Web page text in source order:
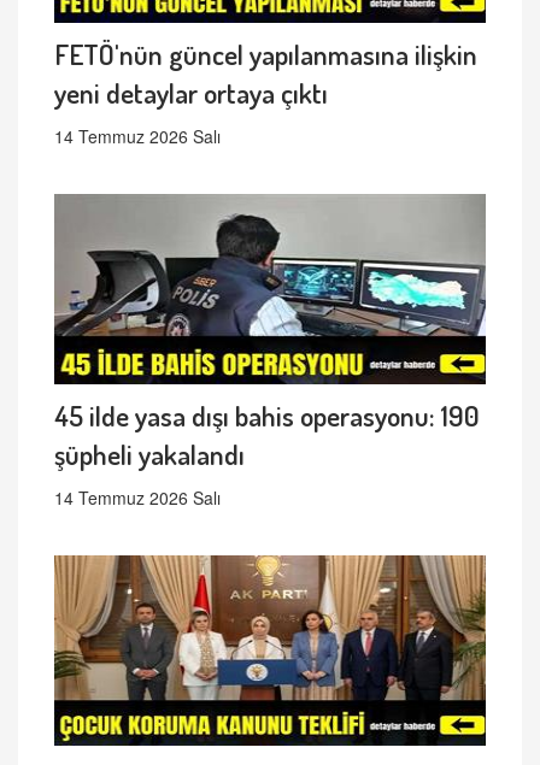
FETÖ'nün güncel yapılanmasına ilişkin
yeni detaylar ortaya çıktı
14 Temmuz 2026 Salı
45 ilde yasa dışı bahis operasyonu: 190
şüpheli yakalandı
14 Temmuz 2026 Salı